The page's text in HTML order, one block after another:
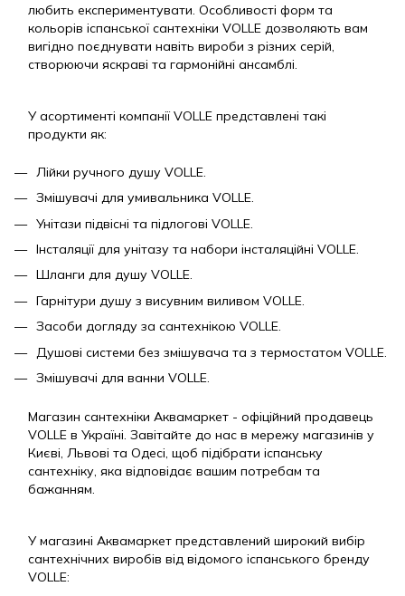
любить експериментувати. Особливості форм та
кольорів іспанської сантехніки VOLLE дозволяють вам
вигідно поєднувати навіть вироби з різних серій,
створюючи яскраві та гармонійні ансамблі.
У асортименті компанії VOLLE представлені такі
продукти як:
Лійки ручного душу VOLLE.
Змішувачі для умивальника VOLLE.
Унітази підвісні та підлогові VOLLE.
Інсталяції для унітазу та набори інсталяційні VOLLE.
Шланги для душу VOLLE.
Гарнітури душу з висувним виливом VOLLE.
Засоби догляду за сантехнікою VOLLE.
Душові системи без змішувача та з термостатом VOLLE.
Змішувачі для ванни VOLLE.
Магазин сантехніки Аквамаркет - офіційний продавець
VOLLE в Україні. Завітайте до нас в мережу магазинів у
Києві, Львові та Одесі, щоб підібрати іспанську
сантехніку, яка відповідає вашим потребам та
бажанням.
У магазині Аквамаркет представлений широкий вибір
сантехнічних виробів від відомого іспанського бренду
VOLLE: